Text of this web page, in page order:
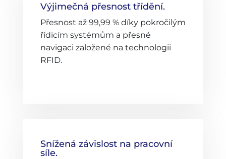
Výjimečná přesnost třídění.
Přesnost až 99,99 % díky pokročilým
řídicím systémům a přesné
navigaci založené na technologii
RFID.
Snížená závislost na pracovní
síle.